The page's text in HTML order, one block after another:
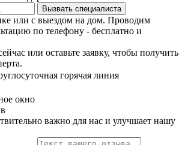
Вызвать специалиста
или с выездом на дом. Проводим
по телефону - бесплатно и
или оставьте заявку, чтобы получить
горячая линия
важно для нас и улучшает нашу